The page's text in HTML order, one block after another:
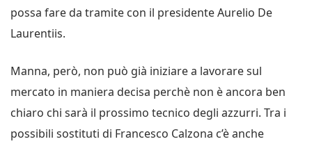
possa fare da tramite con il presidente Aurelio De
Laurentiis.
Manna, però, non può già iniziare a lavorare sul
mercato in maniera decisa perchè non è ancora ben
chiaro chi sarà il prossimo tecnico degli azzurri. Tra i
possibili sostituti di Francesco Calzona c’è anche